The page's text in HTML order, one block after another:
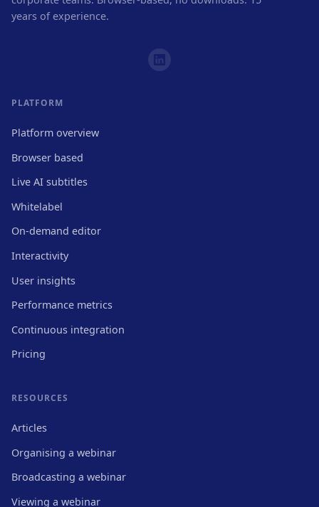
years of experience.
PLATFORM
Platform overview
Browser based
Live AI subtitles
Whitelabel
On-demand editor
Interactivity
User insights
Performance metrics
Continuous integration
Pricing
RESOURCES
Articles
Organising a webinar
Broadcasting a webinar
Viewing a webinar